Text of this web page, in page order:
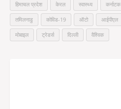
हिमाचल प्रदेश केरल स्वास्थ्य कर्नाटक
तमिलनाडु कोविड-19 ऑटो आईपीएल
मोबाइल ट्रेडर्स दिल्ली वैश्विक